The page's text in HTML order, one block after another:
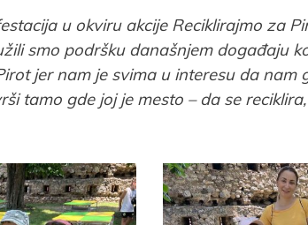
u okviru akcije Reciklirajmo za
smo podršku današnjem događaju
jer nam je svima u interesu da nam
tamo gde joj je mesto – da se